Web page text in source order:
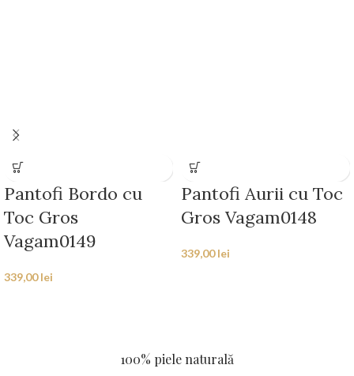
Pantofi Bordo cu
Toc Gros
Vagam0149
339,00lei
Pantofi Aurii cu Toc
Gros Vagam0148
339,00lei
100% piele naturală